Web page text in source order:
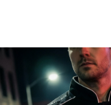
Mustang T-Shirts
Mustang Caps